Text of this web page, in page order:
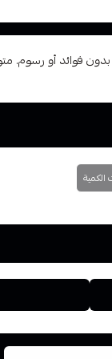
ميسرة إلى 4 وحتى 6 دفعات، بدون فوائد أو